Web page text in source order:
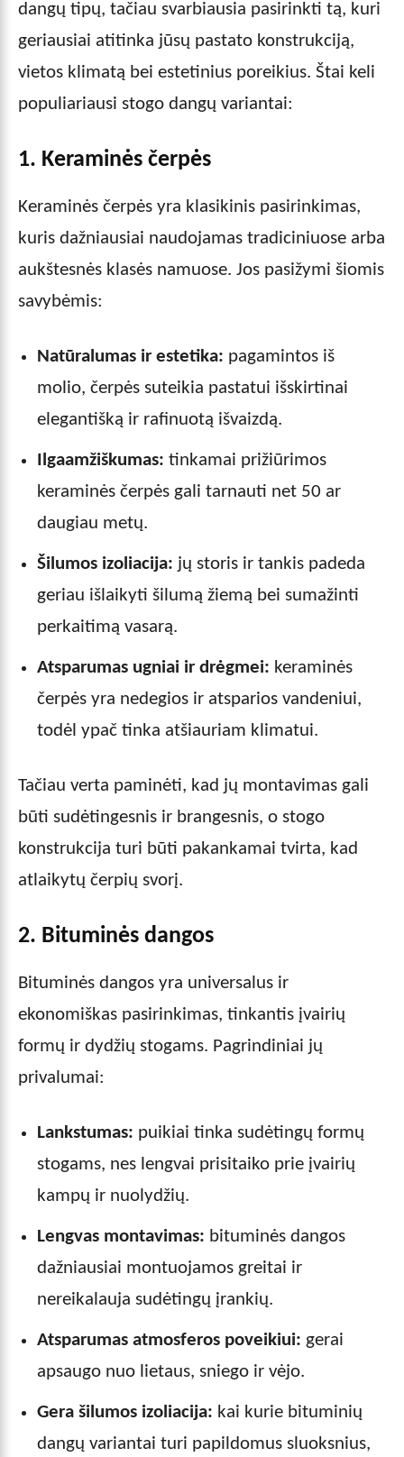
dangų tipų, tačiau svarbiausia pasirinkti tą, kuri
geriausiai atitinka jūsų pastato konstrukciją,
vietos klimatą bei estetinius poreikius. Štai keli
populiariausi stogo dangų variantai:
1. Keraminės čerpės
Keraminės čerpės yra klasikinis pasirinkimas,
kuris dažniausiai naudojamas tradiciniuose arba
aukštesnės klasės namuose. Jos pasižymi šiomis
savybėmis:
Natūralumas ir estetika: pagamintos iš
molio, čerpės suteikia pastatui išskirtinai
elegantišką ir rafinuotą išvaizdą.
Ilgaamžiškumas: tinkamai prižiūrimos
keraminės čerpės gali tarnauti net 50 ar
daugiau metų.
Šilumos izoliacija: jų storis ir tankis padeda
geriau išlaikyti šilumą žiemą bei sumažinti
perkaitimą vasarą.
Atsparumas ugniai ir drėgmei: keraminės
čerpės yra nedegios ir atsparios vandeniui,
todėl ypač tinka atšiauriam klimatui.
Tačiau verta paminėti, kad jų montavimas gali
būti sudėtingesnis ir brangesnis, o stogo
konstrukcija turi būti pakankamai tvirta, kad
atlaikytų čerpių svorį.
2. Bituminės dangos
Bituminės dangos yra universalus ir
ekonomiškas pasirinkimas, tinkantis įvairių
formų ir dydžių stogams. Pagrindiniai jų
privalumai:
Lankstumas: puikiai tinka sudėtingų formų
stogams, nes lengvai prisitaiko prie įvairių
kampų ir nuolydžių.
Lengvas montavimas: bituminės dangos
dažniausiai montuojamos greitai ir
nereikalauja sudėtingų įrankių.
Atsparumas atmosferos poveikiui: gerai
apsaugo nuo lietaus, sniego ir vėjo.
Gera šilumos izoliacija: kai kurie bituminių
dangų variantai turi papildomus sluoksnius,